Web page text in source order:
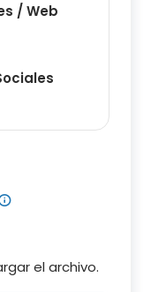
/ Web
el archivo.